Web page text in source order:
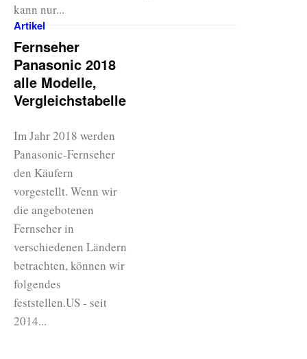
kann nur...
Artikel
Fernseher
Panasonic 2018
alle Modelle,
Vergleichstabelle
Im Jahr 2018 werden
Panasonic-Fernseher
den Käufern
vorgestellt. Wenn wir
die angebotenen
Fernseher in
verschiedenen Ländern
betrachten, können wir
folgendes
feststellen.US - seit
2014...